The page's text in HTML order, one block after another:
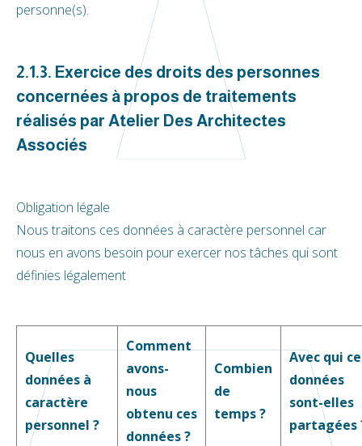
personne(s).
2.1.3. Exercice des droits des personnes
concernées à propos de traitements
réalisés par Atelier Des Architectes
Associés
Obligation légale
Nous traitons ces données à caractère personnel car
nous en avons besoin pour exercer nos tâches qui sont
définies légalement
Quelles
données à
caractère
personnel ?
Comment
avons-
nous
obtenu ces
données ?
Combien
de
temps ?
Avec qui
données
sont-elles
partagées